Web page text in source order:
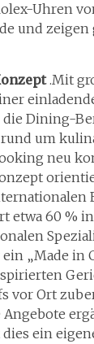
Uhren
und zeigen
.Mit
Dining-
um
neu
etwa 60 %
„Made in
vor Ort
ein